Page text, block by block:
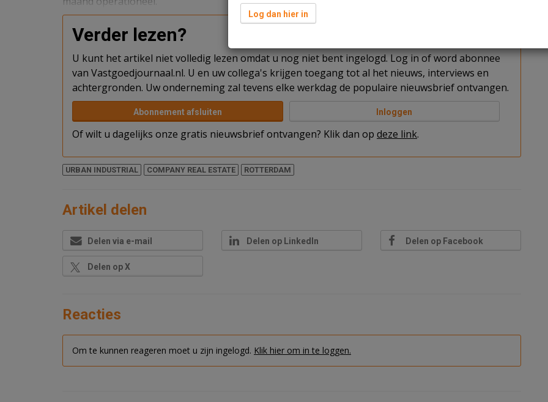
Verder lezen?
U kunt het artikel niet volledig lezen omdat u nog niet bent ingelogd. Log in of word abonnee
van Vastgoedjournaal.nl. U en uw collega's krijgen toegang tot al het nieuws, interviews en
achtergronden. Uw onderneming zal tevens elke werkdag de populaire nieuwsbrief ontvangen.
Abonnement afsluiten Inloggen
Of wilt u dagelijks onze gratis nieuwsbrief ontvangen? Klik dan op deze link.
URBAN INDUSTRIAL COMPANY REAL ESTATE ROTTERDAM
Artikel delen
Delen via e-mail Delen op LinkedIn Delen op Facebook
Delen op X
Reacties
Om te kunnen reageren moet u zijn ingelogd. Klik hier om in te loggen.
Log dan hier in